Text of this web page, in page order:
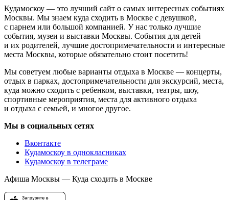
Кудамоскоу — это лучший сайт о самых интересных событиях
Москвы. Мы знаем куда сходить в Москве с девушкой,
с парнем или большой компанией. У нас только лучшие
события, музеи и выставки Москвы. События для детей
и их родителей, лучшие достопримечательности и интересные
места Москвы, которые обязательно стоит посетить!
Мы советуем любые варианты отдыха в Москве — концерты,
отдых в парках, достопримечательности для экскурсий, места,
куда можно сходить с ребенком, выставки, театры, шоу,
спортивные мероприятия, места для активного отдыха
и отдыха с семьей, и многое другое.
Мы в социальных сетях
Вконтакте
Кудамоскоу в однокласниках
Кудамоскоу в телеграме
Афиша Москвы — Куда сходить в Москве